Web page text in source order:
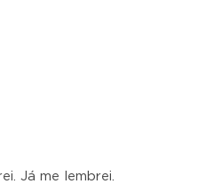
Já me lembrei.